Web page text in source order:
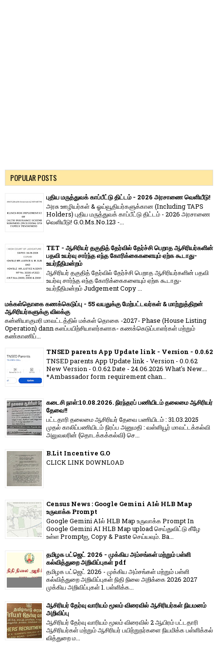
POPULAR POSTS
புதிய மருத்துவக் காப்பீட்டு திட்டம் - 2026 அரசாணை வெளியீடு!
அரசு ஊழியர்கள் & ஓய்வூதியர்களுக்கான (Including TAPS
Holders) புதிய மருத்துவக் காப்பீட்டு திட்டம் - 2026 அரசாணை
வெளியீடு! G.O.Ms.No.123 -...
TET - ஆசிரியர் தகுதித் தேர்வில் தேர்ச்சி பெறாத ஆசிரியர்களின்
பதவி உயர்வு சார்ந்த எந்த கோரிக்கைகளையும் ஏற்க கூடாது-
உயர்நீதிமன்றம்
ஆசிரியர் தகுதித் தேர்வில் தேர்ச்சி பெறாத ஆசிரியர்களின் பதவி
உயர்வு சார்ந்த எந்த கோரிக்கைகளையும் ஏற்க கூடாது-
உயர்நீதிமன்றம் Judgement Copy ...
மக்கள்தொகை கணக்கெடுப்பு - 55 வயதுக்கு மேற்பட்டவர்கள் & மாற்றுத்திறன்
ஆசிரியர்களுக்கு விலக்கு
கன்னியாகுமரி மாவட்டத்தில் மக்கள் தொகை -2027- Phase (House Listing
Operation) dann களப்பயிற்சியாளர்களாக- கணக்கெடுப்பாளர்கள் மற்றும்
கண்காணிப்...
TNSED parents App Update link - Version - 0.0.62
TNSED parents App Update link - Version - 0.0.62
New Version - 0.0.62 Date - 24.06.2026 What's New....
*Ambassador form requirement chan...
கடைசி நாள்:10.08.2026. நிரந்தரப் பணியிடம் தலைமை ஆசிரியர்
தேவை!!
பட்டதாரி தலைமை ஆசிரியர் தேவை பணியிடம் : 31.03.2025
முதல் காலிப்பணியிடம் நிரப்ப அனுமதி : வள்ளியூர் மாவட்டக்கல்வி
அலுவலரின் (தொடக்கக்கல்வி) செ...
B.Lit Incentive G.O
CLICK LINK DOWNLOAD
Census News : Google Gemini AIல் HLB Map
உருவாக்க Prompt
Google Gemini AIல் HLB Map உருவாக்க Prompt In
Google Gemini AI HLB Map upload செய்துவிட்டு கீழே
உள்ள Promptஐ, Copy & Paste செய்யவும். Ba...
தமிழக பட்ஜெட் 2026 - முக்கிய அம்சங்கள் மற்றும் பள்ளி
கல்வித்துறை அறிவிப்புகள் pdf
தமிழக பட்ஜெட் 2026 - முக்கிய அம்சங்கள் மற்றும் பள்ளி
கல்வித்துறை அறிவிப்புகள் நிதி நிலை அறிக்கை 2026 2027
முக்கிய அறிவிப்புகள் 1. பள்ளிக்க...
ஆசிரியர் தேர்வு வாரியம் மூலம் விரைவில் ஆசிரியர்கள் நியமனம்
அறிவிப்பு
ஆசிரியர் தேர்வு வாரி​யம் மூலம் விரை​வில் 2 ஆயிரம் பட்​ட​தாரி
ஆசிரியர்​கள் மற்​றும் ஆசிரியர் பயிற்றுநர்​களை நியமிக்க பள்​ளிக்​கல்​
வித்​துறை ம...